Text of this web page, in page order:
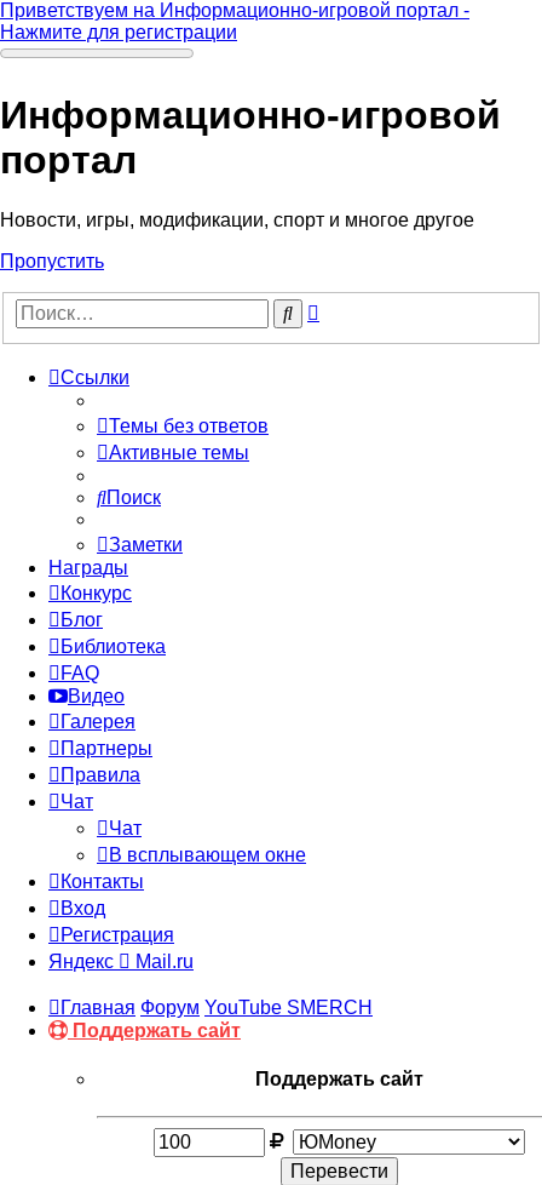
Приветствуем на Информационно-игровой портал -
Нажмите для регистрации
Информационно-игровой
портал
Новости, игры, модификации, спорт и многое другое
Пропустить
Поиск
Ссылки
Темы без ответов
Активные темы
Поиск
Заметки
Награды
Конкурс
Блог
Библиотека
FAQ
Видео
Галерея
Партнеры
Правила
Чат
Чат
В всплывающем окне
Контакты
Вход
Регистрация
Яндекс
Mail.ru
Главная Форум YouTube SMERCH
Поддержать сайт
Поддержать сайт